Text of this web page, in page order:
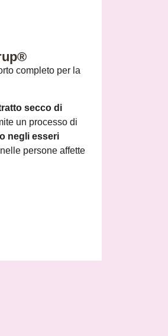
completo per la
secco di
un processo di
negli esseri
persone affette